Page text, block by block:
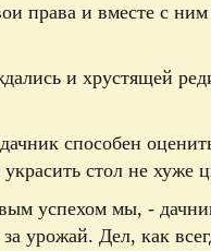
права и вместе с
и хрустящей
способен
стол не хуже
успехом мы, -
урожай. Дел, как